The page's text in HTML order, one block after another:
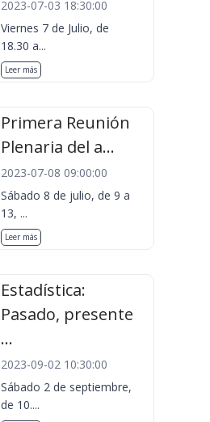
2023-07-03 18:30:00
Viernes 7 de Julio, de
18.30 a...
Leer más
Primera Reunión
Plenaria del a...
2023-07-08 09:00:00
Sábado 8 de julio, de 9 a
13, ...
Leer más
Estadística:
Pasado, presente
...
2023-09-02 10:30:00
Sábado 2 de septiembre,
de 10....